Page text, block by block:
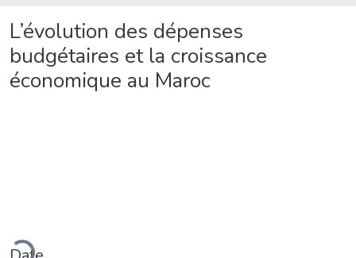
L’évolution des dépenses
budgétaires et la croissance
économique au Maroc